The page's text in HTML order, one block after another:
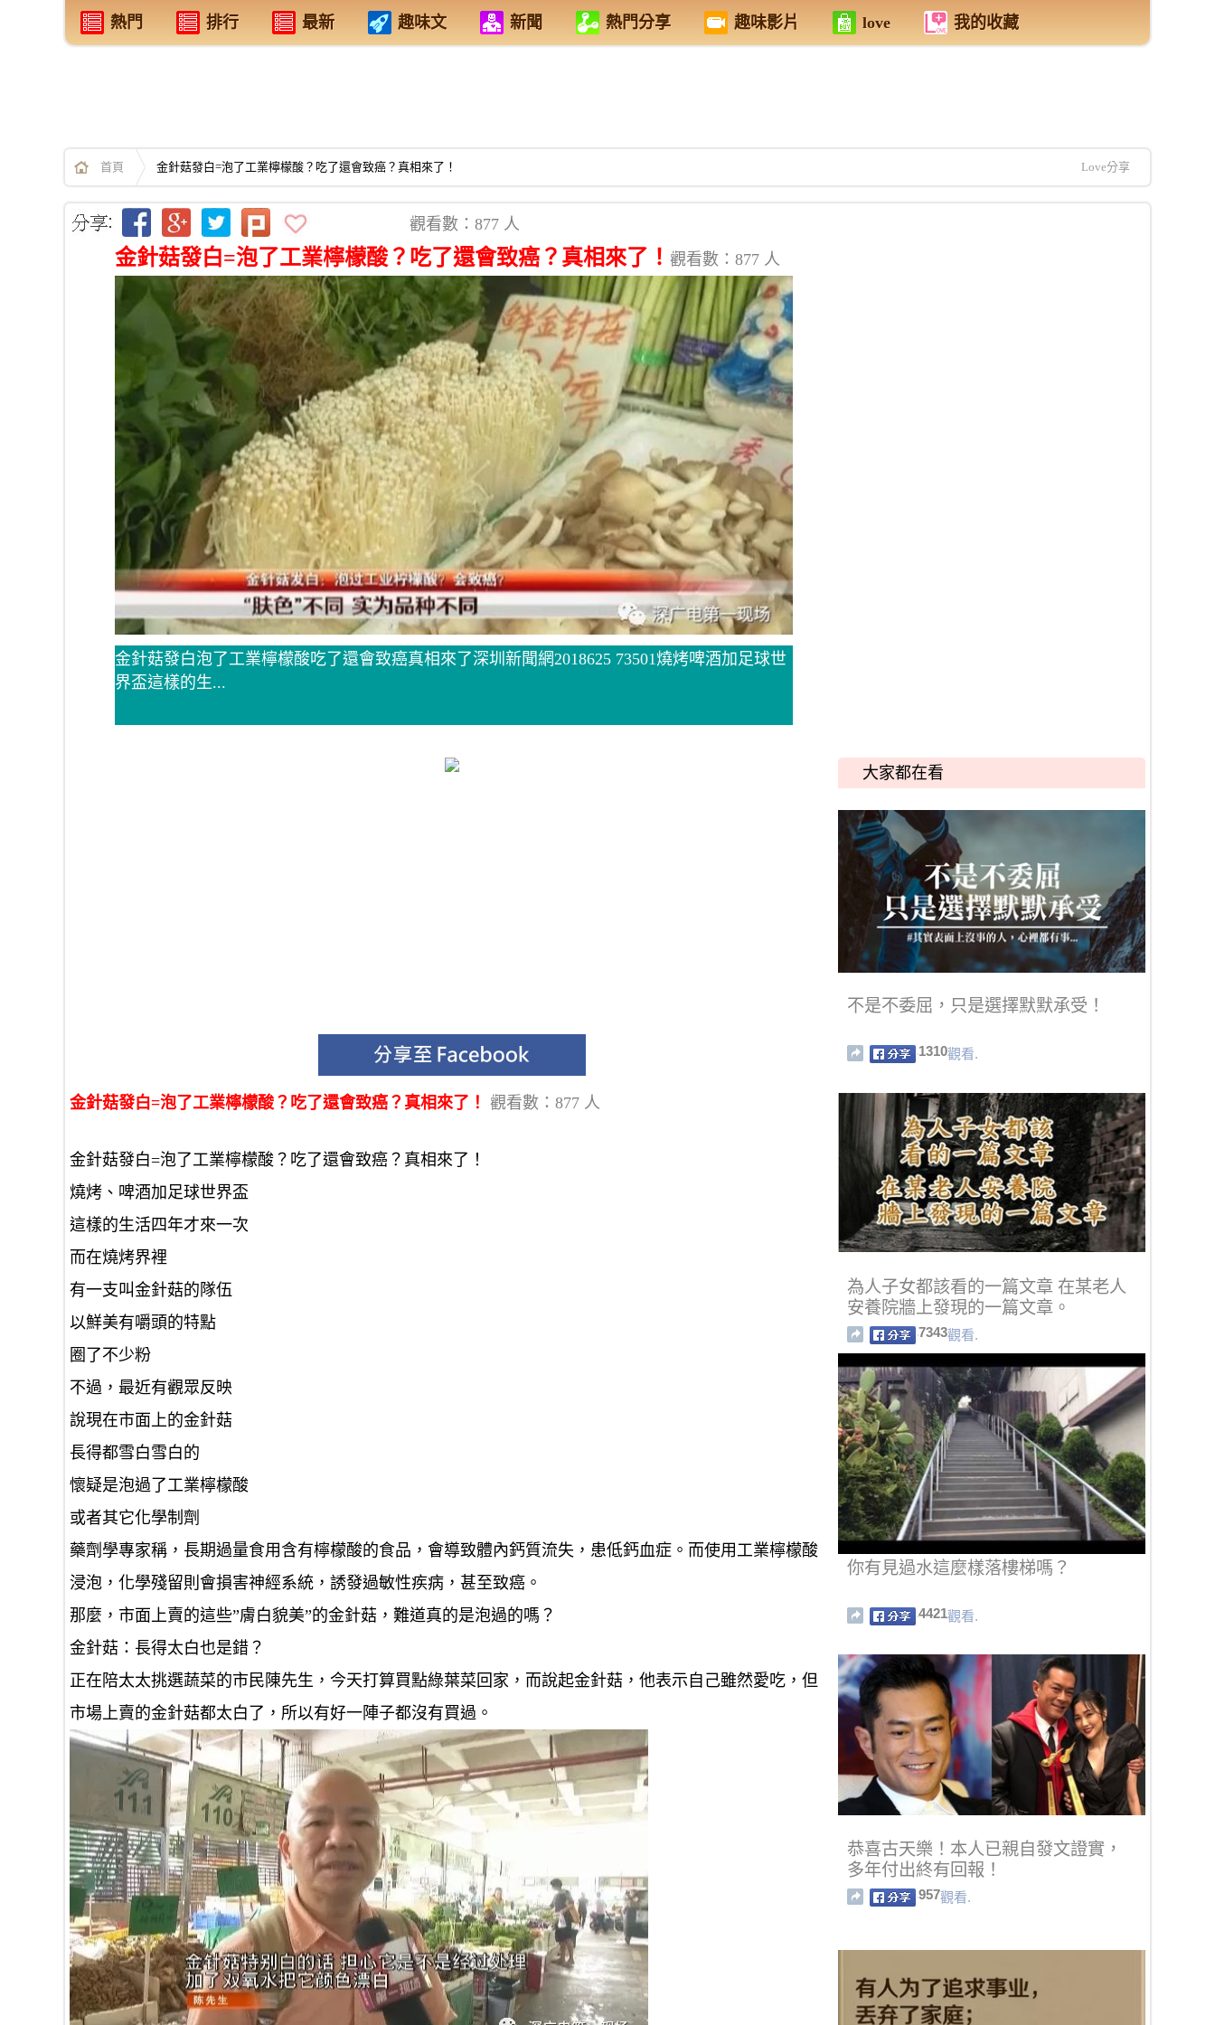
熱門 排行 最新 趣味文 新聞 熱門分享 趣味影片 love 我的收藏
首頁 金針菇發白=泡了工業檸檬酸？吃了還會致癌？真相來了！ Love分享
觀看數：877 人
金針菇發白=泡了工業檸檬酸？吃了還會致癌？真相來了！ 觀看數：877 人
金針菇發白泡了工業檸檬酸吃了還會致癌真相來了深圳新聞網2018625 73501燒烤啤酒加足球世
界盃這樣的生...
金針菇發白=泡了工業檸檬酸？吃了還會致癌？真相來了！ 觀看數：877 人
金針菇發白=泡了工業檸檬酸？吃了還會致癌？真相來了！
燒烤、啤酒加足球世界盃
這樣的生活四年才來一次
而在燒烤界裡
有一支叫金針菇的隊伍
以鮮美有嚼頭的特點
圈了不少粉
不過，最近有觀眾反映
說現在市面上的金針菇
長得都雪白雪白的
懷疑是泡過了工業檸檬酸
或者其它化學制劑
藥劑學專家稱，長期過量食用含有檸檬酸的食品，會導致體內鈣質流失，患低鈣血症。而使用工業檸檬酸
浸泡，化學殘留則會損害神經系統，誘發過敏性疾病，甚至致癌。
那麼，市面上賣的這些”膚白貌美”的金針菇，難道真的是泡過的嗎？
金針菇：長得太白也是錯？
正在陪太太挑選蔬菜的市民陳先生，今天打算買點綠葉菜回家，而說起金針菇，他表示自己雖然愛吃，但
市場上賣的金針菇都太白了，所以有好一陣子都沒有買過。
大家都在看
不是不委屈，只是選擇默默承受！
1310觀看.
為人子女都該看的一篇文章 在某老人
安養院牆上發現的一篇文章。
7343觀看.
你有見過水這麼樣落樓梯嗎？
4421觀看.
恭喜古天樂！本人已親自發文證實，
多年付出終有回報！
957觀看.
請先按"讚" 進入
立即按讚加入收藏